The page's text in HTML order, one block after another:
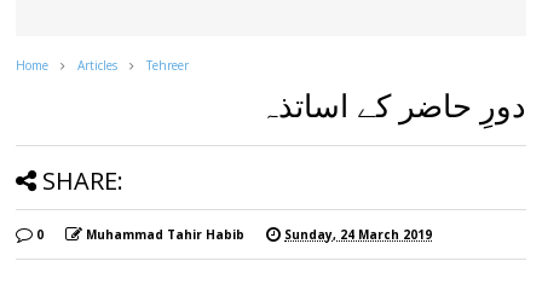
Home Articles Tehreer
دورِ حاضر کے اساتذہ
SHARE:
0 Muhammad Tahir Habib Sunday, 24 March 2019